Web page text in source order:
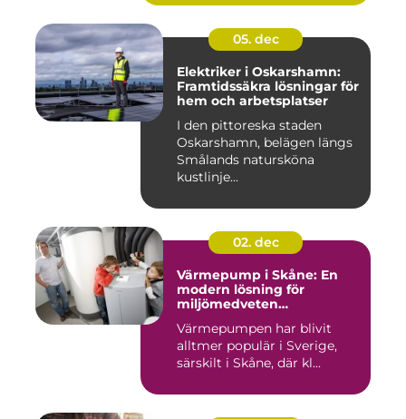
05. dec
Elektriker i Oskarshamn:
Framtidssäkra lösningar för
hem och arbetsplatser
I den pittoreska staden
Oskarshamn, belägen längs
Smålands natursköna
kustlinje...
02. dec
Värmepump i Skåne: En
modern lösning för
miljömedveten
Värmepumpen har blivit
alltmer populär i Sverige,
särskilt i Skåne, där kl...